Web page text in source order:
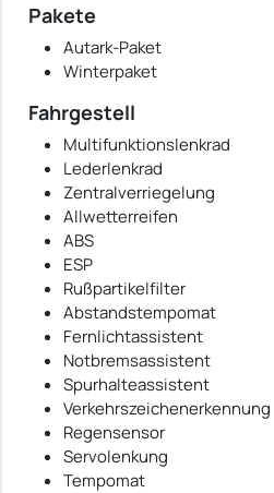
Pakete
Autark-Paket
Winterpaket
Fahrgestell
Multifunktionslenkrad
Lederlenkrad
Zentralverriegelung
Allwetterreifen
ABS
ESP
Rußpartikelfilter
Abstandstempomat
Fernlichtassistent
Notbremsassistent
Spurhalteassistent
Verkehrszeichenerkennung
Regensensor
Servolenkung
Tempomat